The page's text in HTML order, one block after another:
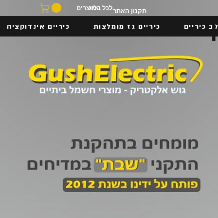
בלוג
לכל המוצרים
כיריים כיריים גז מומלצות כיריים אינדוקציה
תקנון האתר